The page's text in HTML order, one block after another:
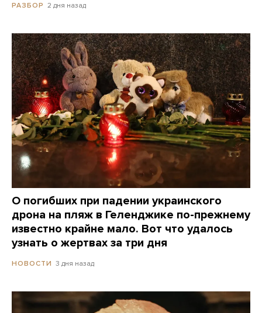
РАЗБОР 2 дня назад
О погибших при падении украинского
дрона на пляж в Геленджике по-прежнему
известно крайне мало. Вот что удалось
узнать о жертвах за три дня
НОВОСТИ 3 дня назад